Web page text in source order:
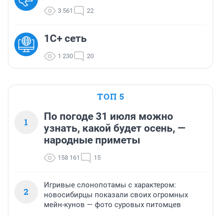
3 561 22
1С+ сеть
1 230 20
ТОП 5
1
По погоде 31 июля можно
узнать, какой будет осень, —
народные приметы
158 161 15
2
Игривые слонопотамы с характером:
новосибирцы показали своих огромных
мейн-кунов — фото суровых питомцев